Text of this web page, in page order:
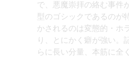
で、悪魔崇拝の絡む事件
型のゴシックであるのが
かされるのは変態的・ホ
り、とにかく癖が強い。
らに長い分量、本筋に全